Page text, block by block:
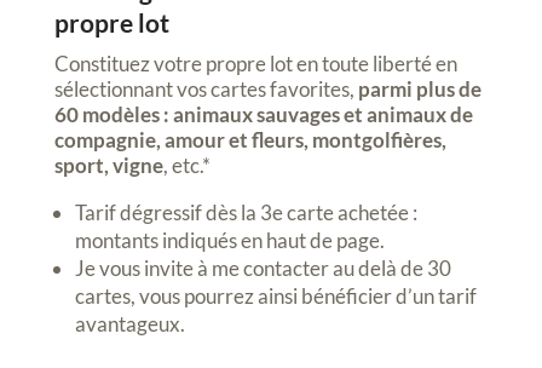
propre lot
Constituez votre propre lot en toute liberté en
sélectionnant vos cartes favorites, parmi plus de
60 modèles :animaux sauvages et animaux de
compagnie, amour et fleurs, montgolfières,
sport, vigne, etc.*
Tarif dégressif dès la 3e carte achetée :
montants indiqués en haut de page.
Je vous invite à me contacter au delà de 30
cartes, vous pourrez ainsi bénéficier d’un tarif
avantageux.